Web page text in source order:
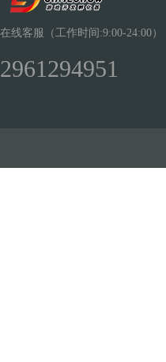
在线客服（工作时间:9:00-24:00）
2961294951